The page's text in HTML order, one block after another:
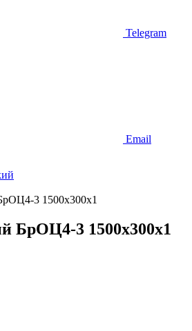
Telegram
Email
3 1500х300х1
БрОЦ4-3 1500х300х1